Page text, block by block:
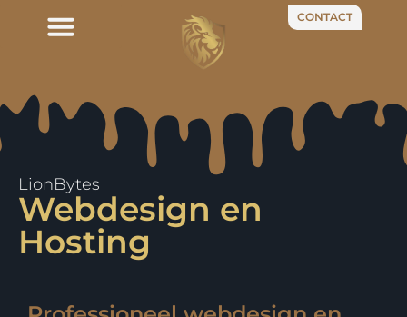
CONTACT
LionBytes
Webdesign en
Hosting